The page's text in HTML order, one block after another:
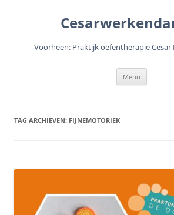
Voorheen: Praktijk oefentherapie
Menu
TAG ARCHIEVEN: FIJNEMOTORIEK